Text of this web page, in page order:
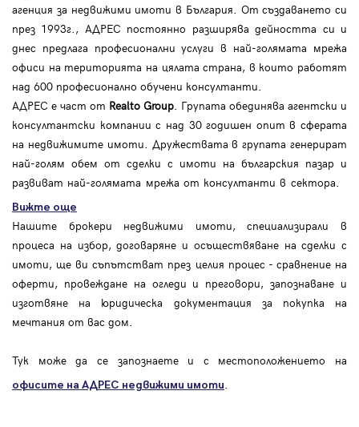
агенция за недвижими имоти в България. От създаването си
през 1993г., АДРЕС постоянно разширява дейността си и
днес предлага професионални услуги в най-голямата мрежа
офиси на територията на цялата страна, в които работят
над 600 професионално обучени консултанти.
АДРЕС е част от Realto Group . Групата обединява агентски и
консултантски компании с над 30 годишен опит в сферата
на недвижимите имоти. Дружествата в групата генерират
най-голям обем от сделки с имоти на българския пазар и
развиват най-голямата мрежа от консултанти в сектора.
Вижте още
Нашите брокери недвижими имоти, специализирали в
процеса на избор, договаряне и осъществяване на сделки с
имоти, ще ви съпътстват през целия процес - сравнение на
оферти, провеждане на огледи и преговори, запознаване и
изготвяне на юридическа документация за покупка на
мечтания от вас дом.
Тук може да се запознаете и с местоположението на
офисите на АДРЕС недвижими имоти